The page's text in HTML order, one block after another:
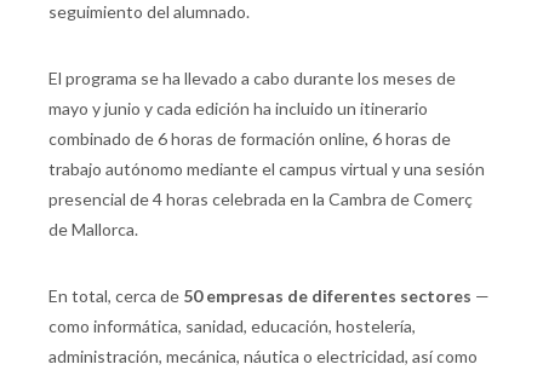
seguimiento del alumnado.
El programa se ha llevado a cabo durante los meses de
mayo y junio y cada edición ha incluido un itinerario
combinado de 6 horas de formación online, 6 horas de
trabajo autónomo mediante el campus virtual y una sesión
presencial de 4 horas celebrada en la Cambra de Comerç
de Mallorca.
En total, cerca de 50 empresas de diferentes sectores —
como informática, sanidad, educación, hostelería,
administración, mecánica, náutica o electricidad, así como